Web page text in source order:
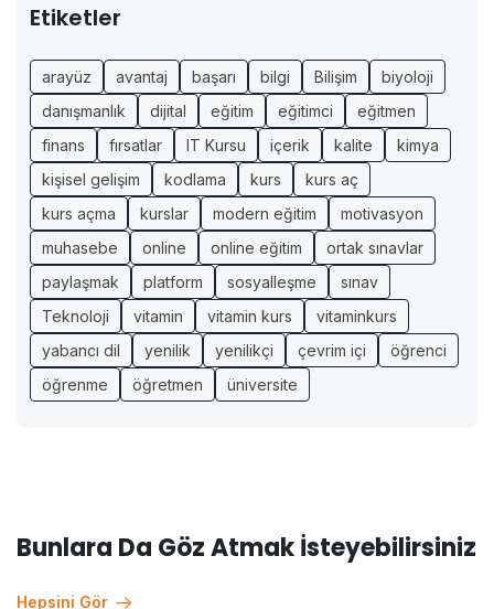
Etiketler
arayüz avantaj başarı bilgi Bilişim
biyoloji
danışmanlık
dijital eğitim eğitimci
eğitmen
finans
fırsatlar IT Kursu içerik kalite
kimya
kişisel gelişim
kodlama kurs
kurs aç
kurs açma
kurslar modern eğitim
motivasyon
muhasebe
online online eğitim
ortak sınavlar
paylaşmak
platform sosyalleşme
sınav
Teknoloji
vitamin vitamin kurs
vitaminkurs
yabancı dil
yenilik yenilikçi çevrim içi
öğrenci
öğrenme
öğretmen üniversite
Bunlara Da Göz Atmak İsteyebilirsiniz
Hepsini Gör